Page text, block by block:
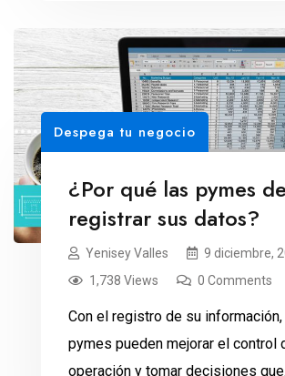
que sabemos de la conducta
ayudando a empresas y
¿Sabías que la piedra es la
elegida […]
Despega tu negocio
¿Por qué las pymes
registrar sus datos?
Yenisey Valles
9 diciembre,
1,738 Views
0 Comments
Con el registro de su información,
pymes pueden mejorar el control
operación y tomar decisiones que